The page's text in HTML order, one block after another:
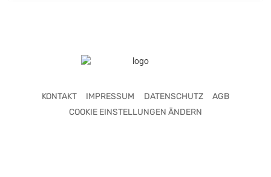
KONTAKT IMPRESSUM DATENSCHUTZ
AGB
COOKIE EINSTELLUNGEN ÄNDERN